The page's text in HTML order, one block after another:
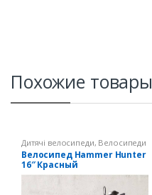
Похожие товары
Дитячі велосипеди, Велосипеди
16" зріст 100-116 см
Велосипед Hammer Hunter
16″ Красный